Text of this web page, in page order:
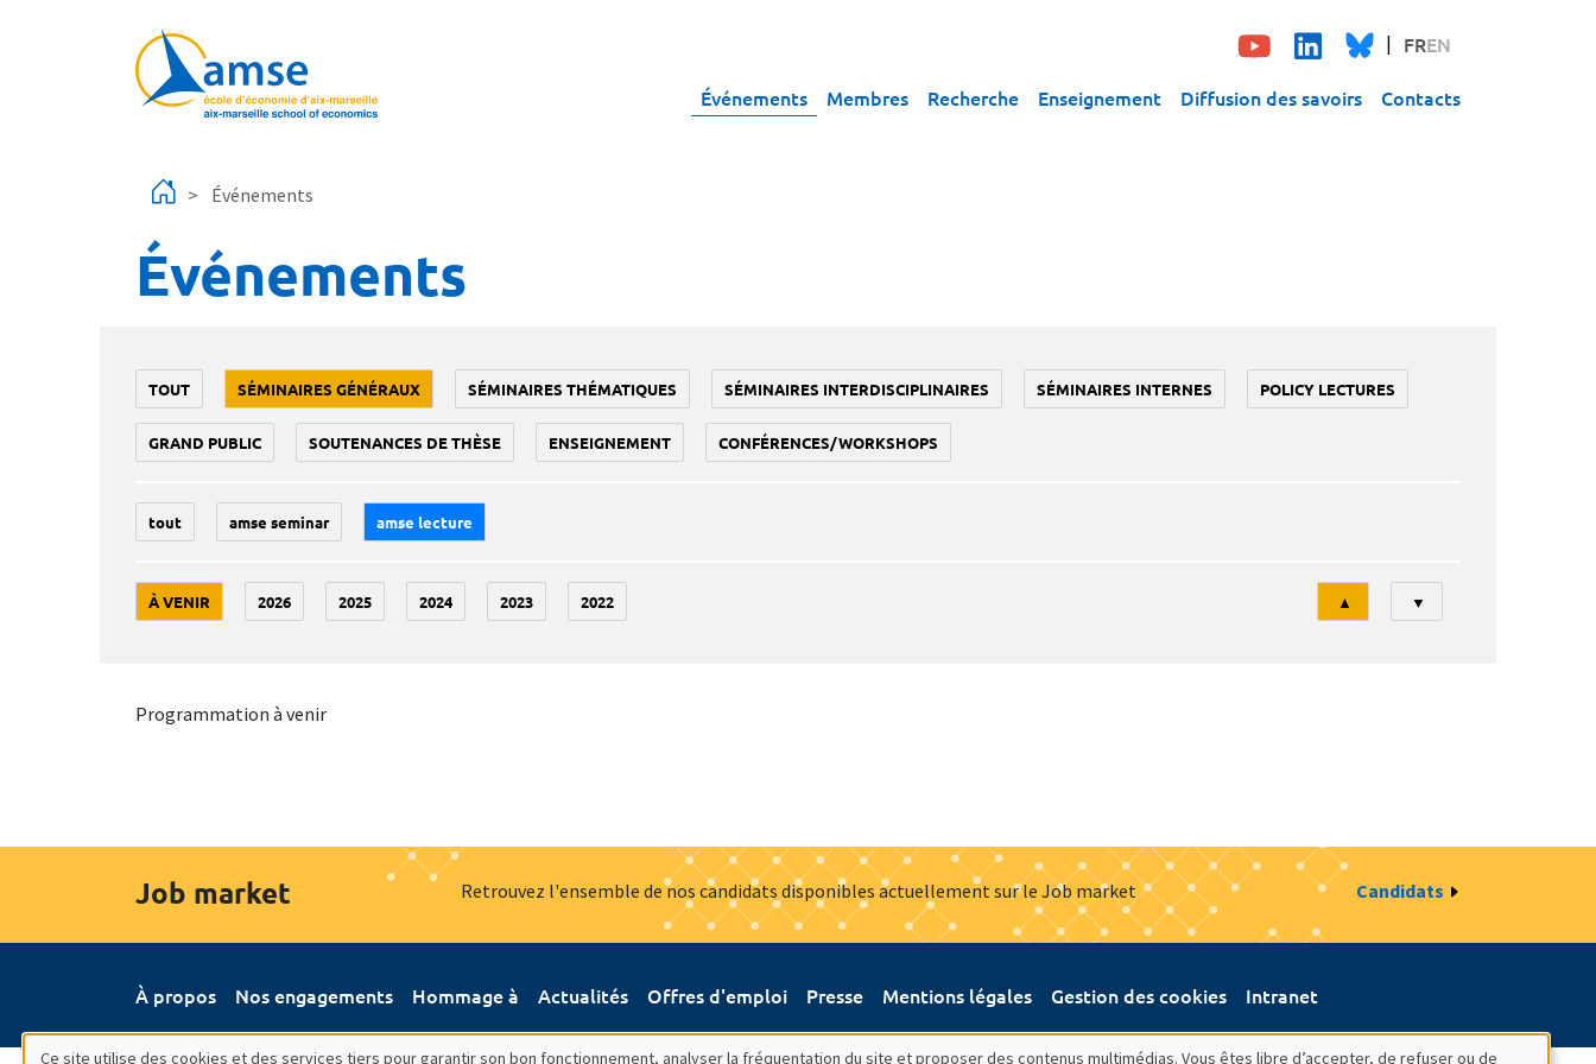
FREN
Événements Membres Recherche Enseignement Diffusion des savoirs Contacts
Événements
Événements
TOUT SÉMINAIRES GÉNÉRAUX SÉMINAIRES THÉMATIQUES SÉMINAIRES INTERDISCIPLINAIRES SÉMINAIRES INTERNES POLICY LECTURES
GRAND PUBLIC SOUTENANCES DE THÈSE ENSEIGNEMENT CONFÉRENCES/WORKSHOPS
tout amse seminar amse lecture
À VENIR 2026 2025 2024 2023 2022
Tri
▲ ▼
Programmation à venir
Job market Retrouvez l'ensemble de nos candidats disponibles actuellement sur le Job market Candidats
À propos Nos engagements Hommage à Actualités Offres d'emploi Presse Mentions légales Gestion des cookies Intranet
Ce site utilise des cookies et des services tiers pour garantir son bon fonctionnement, analyser la fréquentation du site et proposer des contenus multimédias. Vous êtes libre d’accepter, de refuser ou de